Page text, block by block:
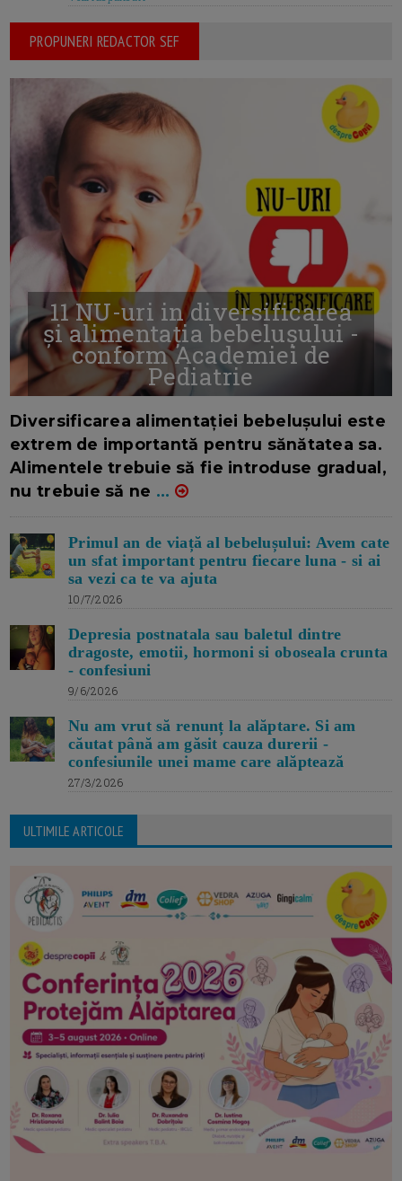
PROPUNERI REDACTOR SEF
11 NU-uri in diversificarea
și alimentația bebelușului -
conform Academiei de
Pediatrie
Diversificarea alimentației bebelușului este
extrem de importantă pentru sănătatea sa.
Alimentele trebuie să fie introduse gradual,
nu trebuie să ne ...
Primul an de viață al bebelușului: Avem cate
un sfat important pentru fiecare luna - si ai
sa vezi ca te va ajuta
10/7/2026
Depresia postnatala sau baletul dintre
dragoste, emotii, hormoni si oboseala crunta
- confesiuni
9/6/2026
Nu am vrut să renunț la alăptare. Si am
căutat până am găsit cauza durerii -
confesiunile unei mame care alăptează
27/3/2026
ULTIMILE ARTICOLE